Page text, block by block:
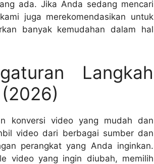
ada. Jika Anda sedang mencari
juga merekomendasikan untuk
banyak kemudahan dalam hal
Langkah
konversi video yang mudah dan
video dari berbagai sumber dan
perangkat yang Anda inginkan.
video yang ingin diubah, memilih